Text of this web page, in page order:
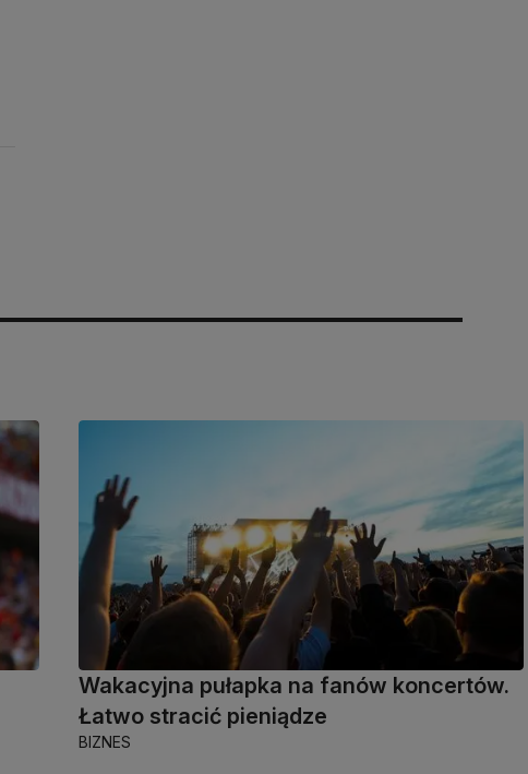
Wakacyjna pułapka na fanów koncertów.
Łatwo stracić pieniądze
BIZNES